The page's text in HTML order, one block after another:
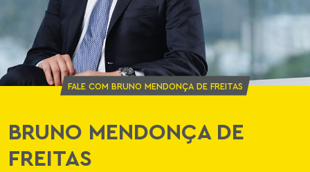
FALE COM BRUNO MENDONÇA DE FREITAS
BRUNO MENDONÇA DE
FREITAS